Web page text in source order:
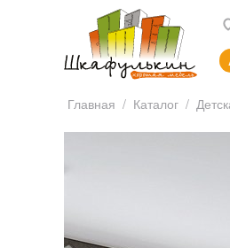
Главная / Каталог /